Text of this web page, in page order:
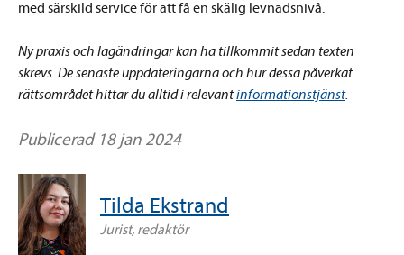
med särskild service för att få en skälig levnadsnivå.
Ny praxis och lagändringar kan ha tillkommit sedan texten
skrevs. De senaste uppdateringarna och hur dessa påverkat
rättsområdet hittar du alltid i relevantinformationstjänst.
Publicerad 18 jan 2024
Tilda Ekstrand
Jurist, redaktör